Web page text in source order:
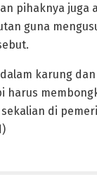
pihaknya juga
guna
karung
harus
di